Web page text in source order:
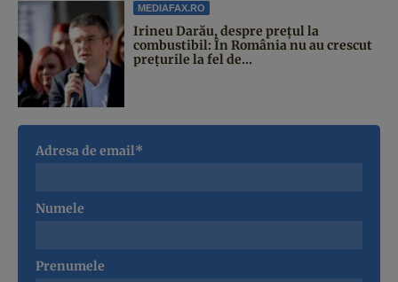
MEDIAFAX.RO
Irineu Darău, despre prețul la
combustibil: În România nu au crescut
prețurile la fel de...
Adresa de email*
Numele
Prenumele